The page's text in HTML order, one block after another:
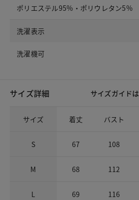
ポリエステル95%・ポリウレタン5%
洗濯表示
洗濯機可
サイズ詳細 サイズガイドは
サイズ 着丈 バスト
S 67 108
M 68 112
L 69 116